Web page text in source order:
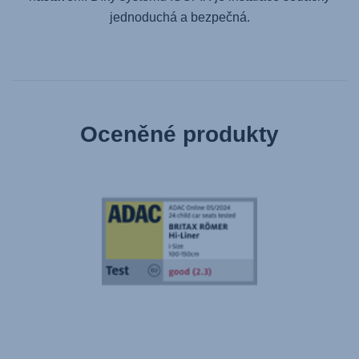
jednoduchá a bezpečná.
Oceněné produkty